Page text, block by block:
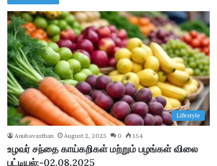
Lifestyle
Anubavasthan August 2, 2025 0 154
உழவர் சந்தை காய்கறிகள் மற்றும் பழங்கள் விலை
பட்டியல்:-02.08.2025